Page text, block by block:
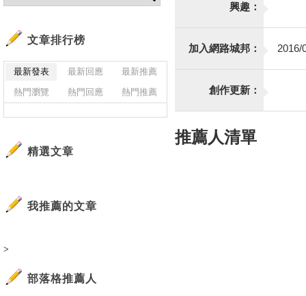
興趣：
加入網路城邦： 2016/
創作更新：
推薦人清單
文章排行榜
最新發表 最新回應
最新推薦
熱門瀏覽
熱門回應 熱門推薦
精選文章
我推薦的文章
>
部落格推薦人